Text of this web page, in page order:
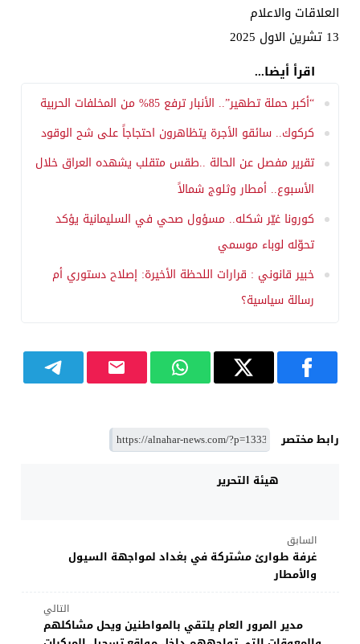
العلاقات والاعلام
13 تشرين الاول 2025
اقرأ أيضا...
“أكبر حملة تطهير”.. الأنبار ترفع 85% من المخلفات الحربية
كركوك.. سائقو الأجرة يتظاهرون احتجاجاً على شح الوقود
تقرير مفصل عن الحالة ..طقس متقلب يشهده العراق خلال
الأسبوع.. أمطار وثلوج شمالاً
كورونا غيّر شكله.. مسؤول صحي في السليمانية يؤكد
تحوّله لوباء موسمي
خبير قانوني : قرارات اللحظة الأخيرة: إصلاح دستوري أم
رسالة سياسية؟
رابط مختصر
هيئة التحرير
السابق
غرفة طوارئ مشتركة في بغداد لمواجهة السيول
والأمطار
التالي
مدير المرور العام يلتقي بالمواطنين ويحل مشاكلهم